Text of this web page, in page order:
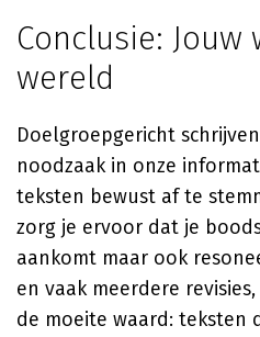
Conclusie: Jouw
wereld
Doelgroepgericht
noodzaak in onze
teksten bewust af te
zorg je ervoor dat je
aankomt maar ook
en vaak meerdere
de moeite waard: teksten